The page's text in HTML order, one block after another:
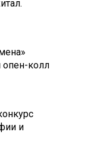
опен-колл
и